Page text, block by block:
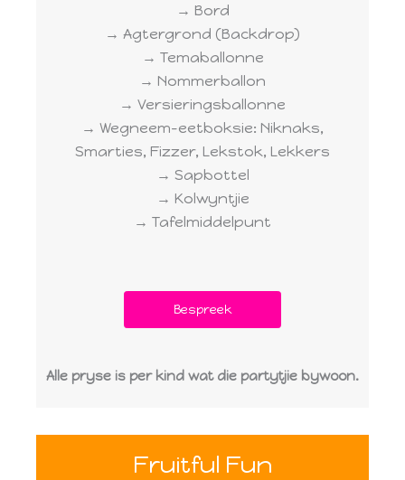
→ Bord
→ Agtergrond (Backdrop)
→ Temaballonne
→ Nommerballon
→ Versieringsballonne
→ Wegneem-eetboksie: Niknaks,
Smarties, Fizzer, Lekstok, Lekkers
→ Sapbottel
→ Kolwyntjie
→ Tafelmiddelpunt
Bespreek
Alle pryse is per kind wat die partytjie bywoon.
Fruitful Fun